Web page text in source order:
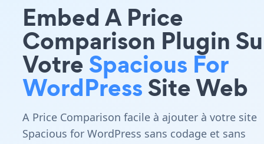
Embed A Price
Comparison Plugin
VotreSpacious For
WordPressSite Web
A Price Comparison facile à ajouter à votre site
Spacious for WordPress sans codage et sans